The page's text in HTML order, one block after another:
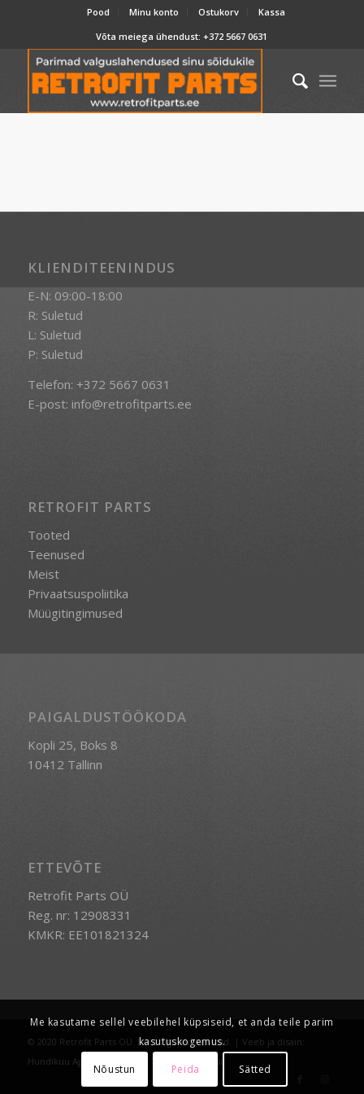
Pood Minu konto Ostukorv
Kassa
Võta meiega ühendust:+372 5667 0631
KLIENDITEENINDUS
E-N: 09:00-18:00
R: Suletud
L: Suletud
P: Suletud
Telefon: +372 5667 0631
E-post: info@retrofitparts.ee
RETROFIT PARTS
Tooted
Teenused
Meist
Privaatsuspoliitika
Müügitingimused
PAIGALDUSTÖÖKODA
Kopli 25, Boks 8
10412 Tallinn
ETTEVÕTE
Retrofit Parts OÜ
Reg. nr: 12908331
KMKR: EE101821324
© 2020 Retrofit Parts OÜ. Kõik õigused kaitstud. | Veeb ja disain:
Hundikuu Agentuur
Enfold Theme by Kriesi
Me kasutame sellel veebilehel küpsiseid, et anda teile parim
kasutuskogemus.
Nõustun
Peida Sätted